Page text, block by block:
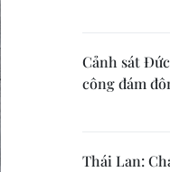
Cảnh sát
công đám
Thái Lan: